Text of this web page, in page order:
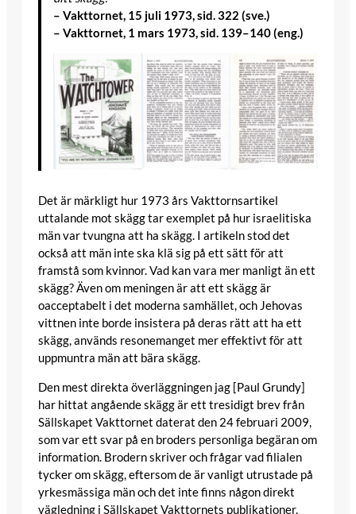
– Vakttornet, 15 juli 1973, sid. 322 (sve.)
– Vakttornet, 1 mars 1973, sid. 139–140 (eng.)
Det är märkligt hur 1973 års Vakttornsartikel
uttalande mot skägg tar exemplet på hur israelitiska
män var tvungna att ha skägg. I artikeln stod det
också att män inte ska klä sig på ett sätt för att
framstå som kvinnor. Vad kan vara mer manligt än ett
skägg? Även om meningen är att ett skägg är
oacceptabelt i det moderna samhället, och Jehovas
vittnen inte borde insistera på deras rätt att ha ett
skägg, används resonemanget mer effektivt för att
uppmuntra män att bära skägg.
Den mest direkta överläggningen jag [Paul Grundy]
har hittat angående skägg är ett tresidigt brev från
Sällskapet Vakttornet daterat den 24 februari 2009,
som var ett svar på en broders personliga begäran om
information. Brodern skriver och frågar vad filialen
tycker om skägg, eftersom de är vanligt utrustade på
yrkesmässiga män och det inte finns någon direkt
vägledning i Sällskapet Vakttornets publikationer.